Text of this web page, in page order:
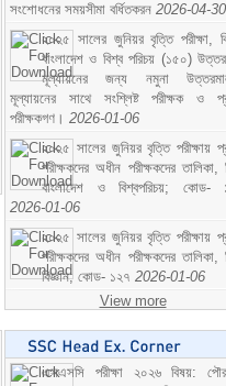
সংশোধনের সময়সীমা বর্ধিতকরন 2026-04-30
২০২৫ সালের জুনিয়র বৃত্তি পরীক্ষা,
বাংলাদেশ ও বিশ্ব পরিচয় (১৫০)
মূল্যায়নের জন্য নমুনা
মূল্যায়নের সাথে সংশ্লিষ্ট পরীক্ষক ও
পরীক্ষকগণ। 2026-01-06
২০২৫ সালের জুনিয়র বৃত্তি পরীক্ষায়
পরীক্ষকদের অধীন পরীক্ষকদের তালিকা,
বাংলাদেশ ও বিশ্বপরিচয়; কোড-
2026-01-06
২০২৫ সালের জুনিয়র বৃত্তি পরীক্ষায়
পরীক্ষকদের অধীন পরীক্ষকদের তালিকা,
বিজ্ঞান; কোড- ১২৭ 2026-01-06
View more
এসএসসি পরীক্ষা ২০২৬ বিষয়: